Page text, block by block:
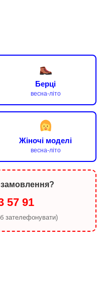
Берці
весна-літо
Жіночі моделі
весна-літо
57 91
зателефонувати)